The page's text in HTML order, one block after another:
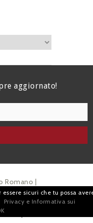
aggiornato!
Romano |
Roma | P.I.
Privacy
sicuri che tu possa
Privacy e Informativa sui